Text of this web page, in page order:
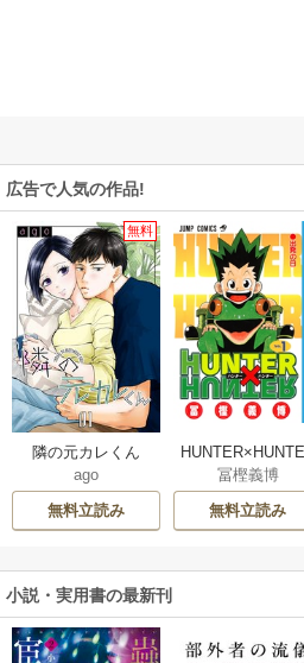
広告で人気の作品!
無料
隣の元カレくん
ago
無料立読み
モノクロ版
冨樫義博
無料立読み
小説・実用書の最新刊